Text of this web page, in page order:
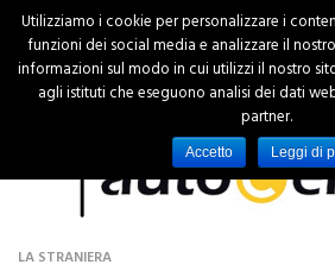
Utilizziamo i cookie per personalizzare i
funzioni dei social media e analizzare il
informazioni sul modo in cui utilizzi il nostro
agli istituti che eseguono analisi dei dati
partner.
Accetto Leggi di